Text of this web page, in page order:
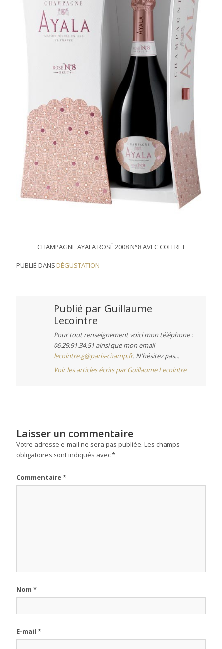
CHAMPAGNE AYALA ROSÉ 2008 N°8 AVEC COFFRET
PUBLIÉ DANS DÉGUSTATION
Publié par Guillaume
Lecointre
Pour tout renseignement voici mon téléphone :
06.29.91.34.51 ainsi que mon email
lecointre.g@paris-champ.fr. N'hésitez pas...
Voir les articles écrits par Guillaume Lecointre
Laisser un commentaire
Votre adresse e-mail ne sera pas publiée. Les champs
obligatoires sont indiqués avec*
Commentaire*
Nom*
E-mail*